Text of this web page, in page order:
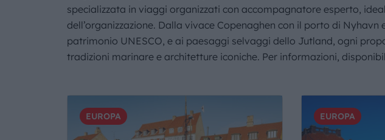
specializzata in viaggi organizzati con accompagnatore esperto,
dell’organizzazione. Dalla vivace Copenaghen con il porto di
patrimonio UNESCO, e ai paesaggi selvaggi dello Jutland, ogni
tradizioni marinare e architetture iconiche. Per informazioni,
EUROPA EUROPA